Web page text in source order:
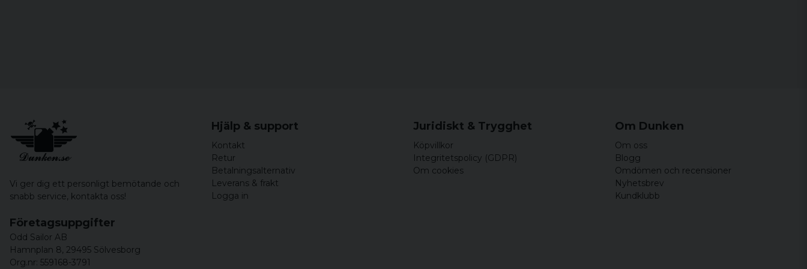
Vi ger dig ett personligt bemötande och
snabb service, kontakta oss!
Hjälp & support
Kontakt
Retur
Betalningsalternativ
Leverans & frakt
Logga in
Juridiskt & Trygghet
Köpvillkor
Integritetspolicy (GDPR)
Om cookies
Om Dunken
Om oss
Blogg
Omdömen och recensioner
Nyhetsbrev
Kundklubb
Företagsuppgifter
Odd Sailor AB
Hamnplan 8, 29495 Sölvesborg
Org.nr: 559168-3791